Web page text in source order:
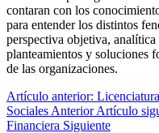
contaran con los
para entender los distintos
perspectiva objetiva,
planteamientos y soluciones
de las organizaciones.
Artículo anterior:
Sociales Anterior Artículo
Financiera Siguiente